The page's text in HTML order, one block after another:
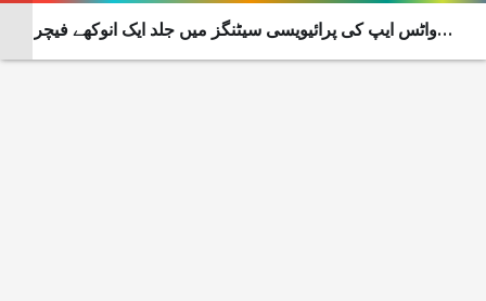
واٹس ایپ کی پرائیویسی سیٹنگز میں جلد ایک انوکھے فیچر